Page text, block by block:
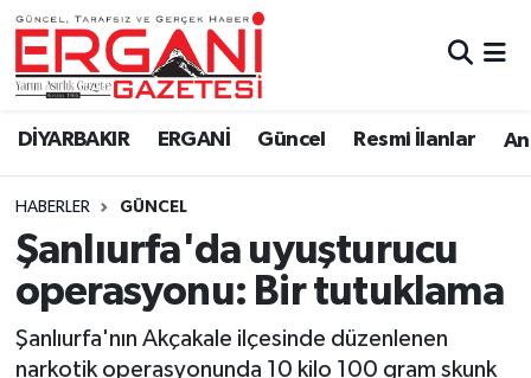
DİYARBAKIR ERGANİ Güncel Resmi İlanlar
HABERLER GÜNCEL
Şanlıurfa'da uyuşturucu
operasyonu: Bir tutuklama
Şanlıurfa'nın Akçakale ilçesinde düzenlenen
narkotik operasyonunda 10 kilo 100 gram skunk
DİYARBAKIR
BİSMİL
BAĞLAR
ERGANİ
Güncel
Resmi İlanlar
Ergani Nöbetçi Eczaneler
Ergani Hava Durumu
Ergani Trafik Yoğunluk Haritası
Süper Lig Puan Durumu ve Fikstür
Tüm Manşetler